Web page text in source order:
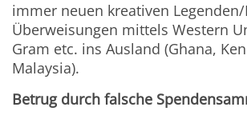
immer neuen kreativen
Überweisungen mittels Western
Gram etc. ins Ausland (Ghana,
Malaysia).
Betrug durch falsche